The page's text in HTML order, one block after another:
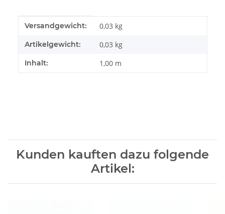
Produkteigenschaft
Wert
Versandgewicht: 0,03 kg
Artikelgewicht: 0,03 kg
Inhalt: 1,00 m
Kunden kauften dazu folgende
Artikel: